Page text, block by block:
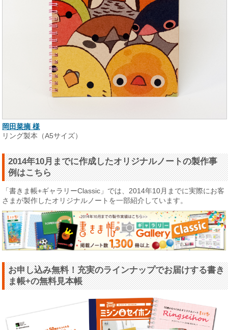
岡田菜摘 様
リング製本（A5サイズ）
2014年10月までに作成したオリジナルノートの製作事
例はこちら
「書きま帳+ギャラリーClassic」では、2014年10月までに実際にお客
さまが製作したオリジナルノートを一部紹介しています。
お申し込み無料！充実のラインナップでお届けする書き
ま帳+の無料見本帳